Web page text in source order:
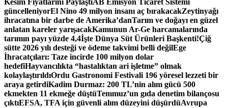
Kesim Fiyatlarını PaylaştıAB Emisyon Ticaret Sistemi
güncelleniyorEl Nino 49 milyon insanı aç bırakacakZeytinyağı
ihracatına bir darbe de Amerika’danTarım ve doğayı en güzel
anlatan kareler yarışacakKamunun Ar-Ge harcamalarında
tarımın payı yüzde 4,4İşte Dünya Süt Ürünleri Başkenti!Çiğ
sütte 2026 yılı desteği ve ödeme takvimi belli değilEge
İhracatçıları: Taze incirde 100 milyon dolar
hedefiHayvancılıkta “hastalıktan ari işletme” olmak
kolaylaştırıldıOrdu Gastronomi Festivali 196 yöresel lezzeti bir
araya getirdiKadim Durmaz: 200 TL’nin alım gücü 500
ekmekten 11 ekmeğe düştüTemmuz’un gıda denetim bilançosu
çıktıEFSA, TFA için güvenli alım düzeyini düşürdüAvrupa